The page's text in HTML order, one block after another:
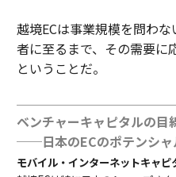
越境ECは事業規模を問わ
者に至るまで、その需要に
ということだ。
ベンチャーキャピタルの目
──日本のECのポテンシ
モバイル・インターネットキャピ